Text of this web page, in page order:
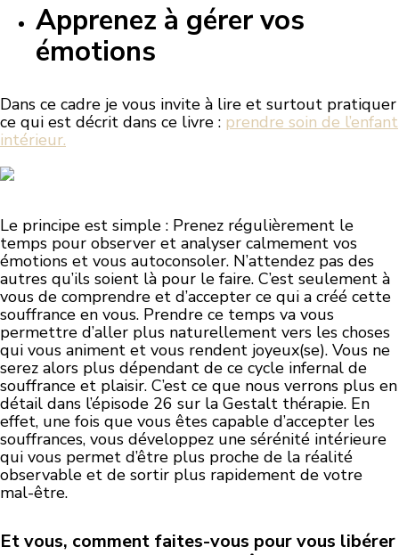
Apprenez à gérer vos
émotions
Dans ce cadre je vous invite à lire et surtout pratiquer
ce qui est décrit dans ce livre : prendre soin de l’enfant
intérieur.
Le principe est simple : Prenez régulièrement le
temps pour observer et analyser calmement vos
émotions et vous autoconsoler. N’attendez pas des
autres qu’ils soient là pour le faire. C’est seulement à
vous de comprendre et d’accepter ce qui a créé cette
souffrance en vous. Prendre ce temps va vous
permettre d’aller plus naturellement vers les choses
qui vous animent et vous rendent joyeux(se). Vous ne
serez alors plus dépendant de ce cycle infernal de
souffrance et plaisir. C’est ce que nous verrons plus en
détail dans l’épisode 26 sur la Gestalt thérapie. En
effet, une fois que vous êtes capable d’accepter les
souffrances, vous développez une sérénité intérieure
qui vous permet d’être plus proche de la réalité
observable et de sortir plus rapidement de votre
mal-être.
Et vous, comment faites-vous pour vous libérer